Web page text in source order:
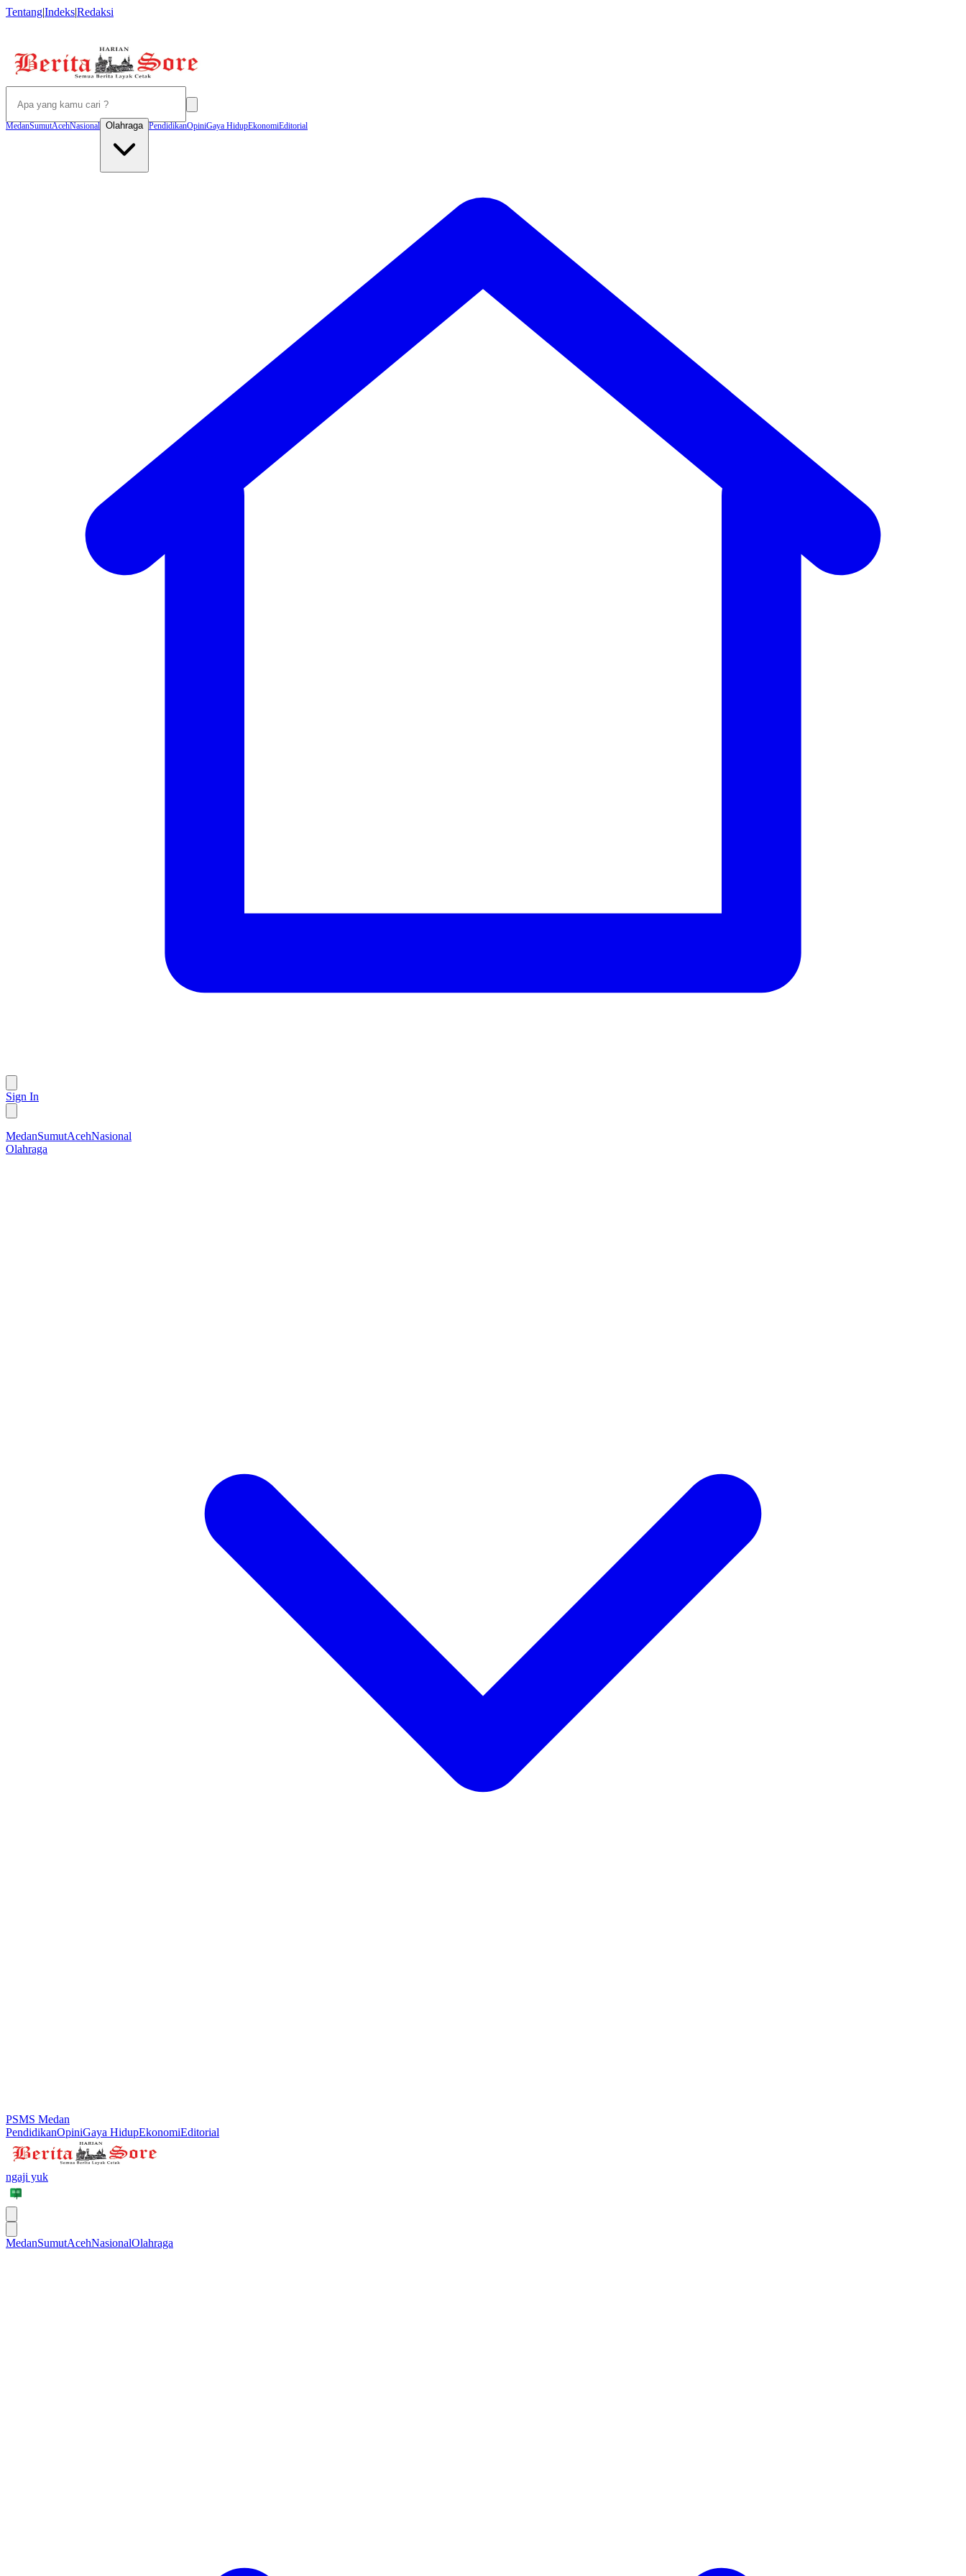
Tentang|Indeks|Redaksi
MedanSumutAcehNasional Olahraga PendidikanOpiniGaya HidupEkonomiEditorial
Sign In
MedanSumutAcehNasional
Olahraga
PSMS Medan
PendidikanOpiniGaya HidupEkonomiEditorial
ngaji yuk
MedanSumutAcehNasionalOlahraga